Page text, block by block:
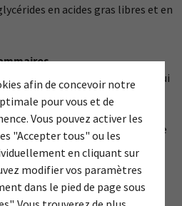
afin de concevoir notre
pour vous et de
Vous pouvez activer les
"Accepter tous" ou les
en cliquant sur
modifier vos paramètres
dans le pied de page sous
en acides gras libres et en
des douleurs mammaires, qui
de 30 à 40 ans, se
(oraux et locaux) et
Ensuite viennent le tamoxifène
antigonadotrope qui inhibe
ou FSH et
Il a été prouvé que
g par jour pendant 2 à 12 mois)